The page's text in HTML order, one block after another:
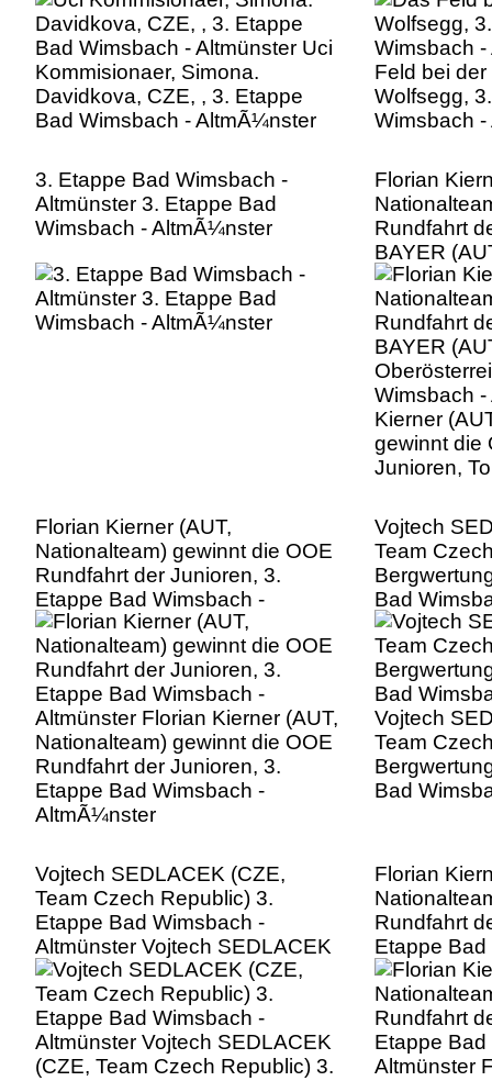
Bad Wimsbach - AltmÃ¼nster
Wimsbach
3. Etappe Bad Wimsbach -
Altmünster 3. Etappe Bad
Wimsbach - AltmÃ¼nster
Florian
Rundfahrt
BAYER
Wimsbach
Kierner
gewinnt die
Junioren,
Florian Kierner (AUT,
Nationalteam) gewinnt die OOE
Rundfahrt der Junioren, 3.
Etappe Bad Wimsbach -
Altmünster Florian Kierner (AUT,
Nationalteam) gewinnt die OOE
Rundfahrt der Junioren, 3.
Etappe Bad Wimsbach -
AltmÃ¼nster
Vojtech
Team
Bad
Vojtech
Team
Bad
Vojtech SEDLACEK (CZE,
Team Czech Republic) 3.
Etappe Bad Wimsbach -
Altmünster Vojtech SEDLACEK
(CZE, Team Czech Republic) 3.
Etappe Bad Wimsbach -
AltmÃ¼nster
Florian
Rundfahrt
Etappe
Altmünster
Rundfahrt
Etappe